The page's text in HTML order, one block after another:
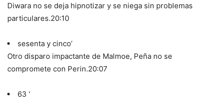
Diwara no se deja hipnotizar y se niega sin problemas
particulares.20:10
sesenta y cinco’
Otro disparo impactante de Malmoe, Peña no se
compromete con Perin.20:07
63 ‘